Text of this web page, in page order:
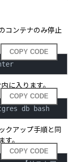
コンテナのみ停止
COPY CODE
に入ります。
COPY CODE
db bash
クアップ手順と同
。
COPY CODE